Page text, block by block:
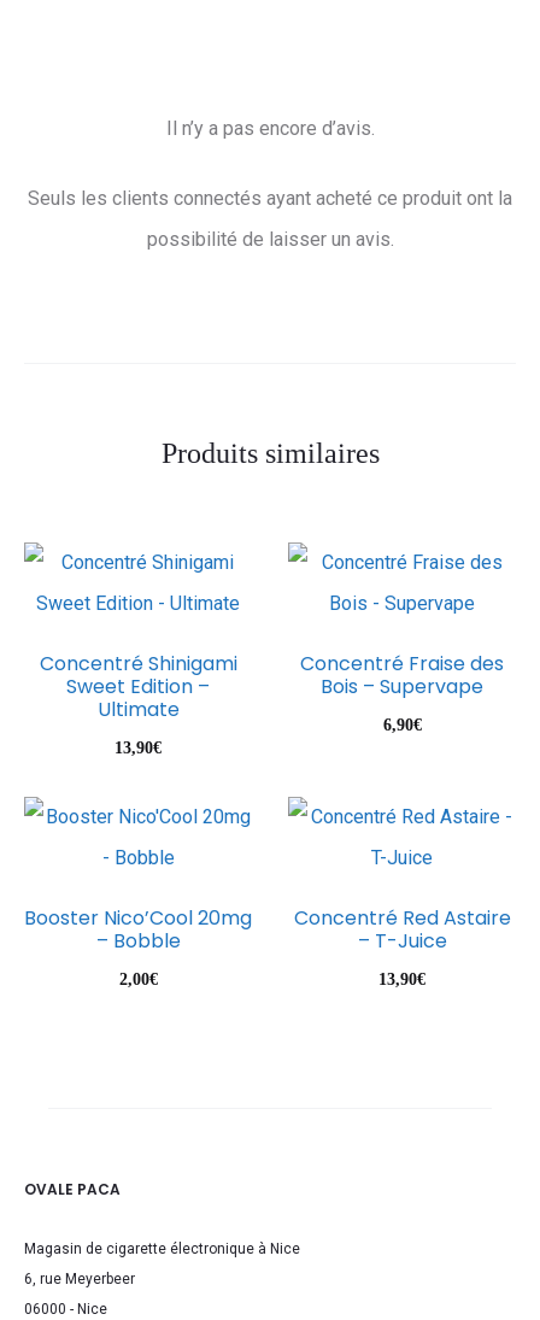
A
Il n’y a pas encore d’avis.
Seuls les clients connectés ayant acheté ce produit ont la
possibilité de laisser un avis.
Produits similaires
Concentré Shinigami
Sweet Edition –
Ultimate
13,90€
Concentré Fraise des
Bois – Supervape
6,90€
Booster Nico’Cool 20mg
– Bobble
2,00€
Concentré Red Astaire
– T-Juice
13,90€
OVALE PACA
Magasin de cigarette électronique à Nice
6, rue Meyerbeer
06000 - Nice